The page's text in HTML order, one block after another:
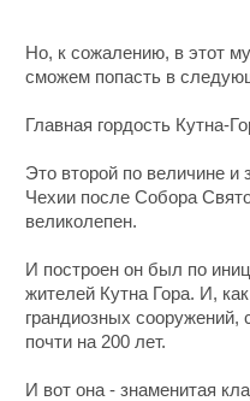
Но, к сожалению, в этот
сможем попасть в
Главная гордость Кутна-
Это второй по величине и
Чехии после Собора
великолепен.
И построен он был по
жителей Кутна Гора. И,
грандиозных сооружений,
почти на 200 лет.
И вот она - знаменитая